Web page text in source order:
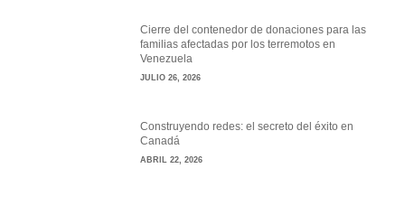
Cierre del contenedor de donaciones para las
familias afectadas por los terremotos en
Venezuela
JULIO 26, 2026
Construyendo redes: el secreto del éxito en
Canadá
ABRIL 22, 2026